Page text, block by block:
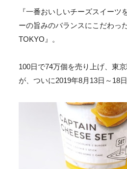
『一番おいしいチーズスイー
ーの旨みのバランスにこだわっ
TOKYO』。
100日で74万個を売り上げ、東
が、ついに2019年8月13日～18